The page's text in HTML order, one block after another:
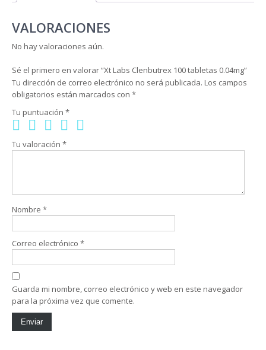
VALORACIONES
No hay valoraciones aún.
Sé el primero en valorar “Xt Labs Clenbutrex 100 tabletas 0.04mg”
Tu dirección de correo electrónico no será publicada. Los campos
obligatorios están marcados con *
Tu puntuación *
Tu valoración *
Nombre *
Correo electrónico *
Guarda mi nombre, correo electrónico y web en este navegador
para la próxima vez que comente.